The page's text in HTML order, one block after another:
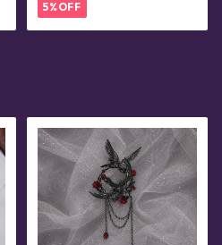
5%OFF